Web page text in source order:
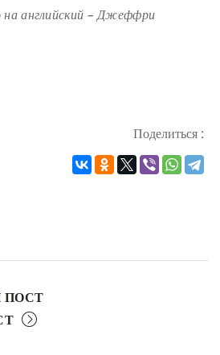
на английский – Джеффри
Поделиться :